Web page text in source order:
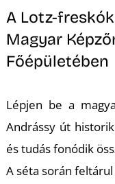
A Lotz-
Magyar
Főépületében
Lépjen be a
Andrássy út
és tudás fonódik
A séta során